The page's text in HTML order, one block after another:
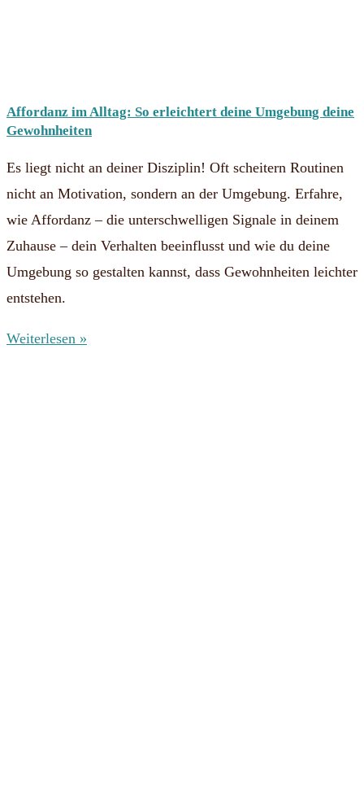
Affordanz im Alltag: So erleichtert deine Umgebung deine
Gewohnheiten
Es liegt nicht an deiner Disziplin! Oft scheitern Routinen
nicht an Motivation, sondern an der Umgebung. Erfahre,
wie Affordanz – die unterschwelligen Signale in deinem
Zuhause – dein Verhalten beeinflusst und wie du deine
Umgebung so gestalten kannst, dass Gewohnheiten leichter
entstehen.
Weiterlesen »